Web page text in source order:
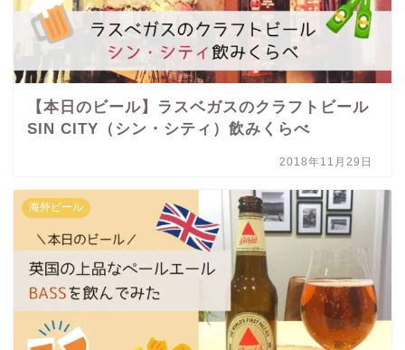
【本日のビール】ラスベガスのクラフトビール
SIN CITY（シン・シティ）飲みくらべ
2018年11月29日
海外ビール